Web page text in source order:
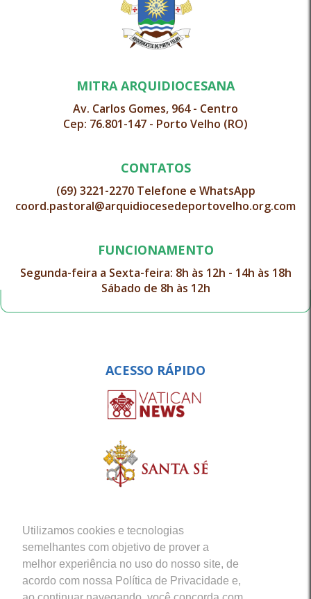
Utilizamos cookies e tecnologias
semelhantes com objetivo de prover a
melhor experiência no uso do nosso site, de
acordo com nossa Política de Privacidade e,
MITRA ARQUIDIOCESANA
Av. Carlos Gomes, 964 - Centro
Cep: 76.801-147 - Porto Velho (RO)
CONTATOS
(69) 3221-2270 Telefone e WhatsApp
coord.pastoral@arquidiocesedeportovelho.org.com
FUNCIONAMENTO
Segunda-feira a Sexta-feira: 8h às 12h - 14h às 18h
Sábado de 8h às 12h
ACESSO RÁPIDO